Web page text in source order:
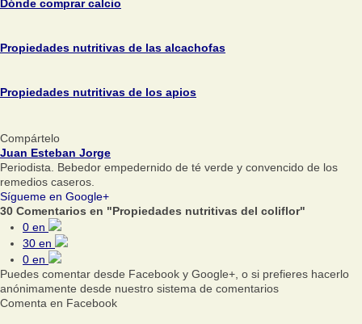
Dónde comprar calcio
Propiedades nutritivas de las alcachofas
Propiedades nutritivas de los apios
Compártelo
Juan Esteban Jorge
Periodista. Bebedor empedernido de té verde y convencido de los
remedios caseros.
Sígueme en Google+
30 Comentarios en "Propiedades nutritivas del coliflor"
0 en
30 en
0 en
Puedes comentar desde Facebook y Google+, o si prefieres hacerlo
anónimamente desde nuestro sistema de comentarios
Comenta en Facebook